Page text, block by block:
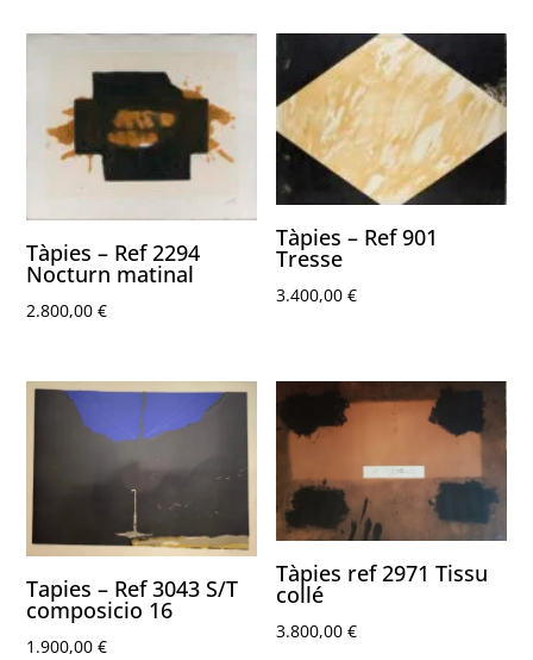
Tàpies – Ref 2294
Nocturn matinal
2.800,00€
Tàpies – Ref 901
Tresse
3.400,00€
Tapies – Ref 3043 S/T
composicio 16
1.900,00€
Tàpies ref 2971 Tissu
collé
3.800,00€